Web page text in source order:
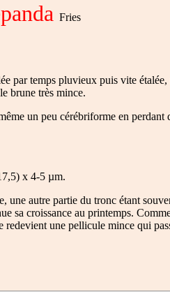
Fries
par temps pluvieux puis vite
brune très mince.
un peu cérébriforme en
x 4-5 µm.
une autre partie du tronc étant
sa croissance au printemps.
une pellicule mince qui